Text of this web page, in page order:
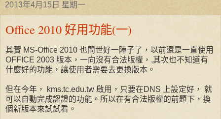
2013年4月15日 星期一
Office 2010 好用功能(一)
其實 MS-Office 2010 也問世好一陣子了，以前還是一直使用
OFFICE 2003 版本，一向沒有合法版權，,其次也不知道有
什麼好的功能，讓使用者需要去更換版本。
但在今年， kms.tc.edu.tw 啟用，只要在DNS 上設定好， 就
可以自動完成認證的功能。所以在有合法版權的前題下，換
個新版本來試試看。